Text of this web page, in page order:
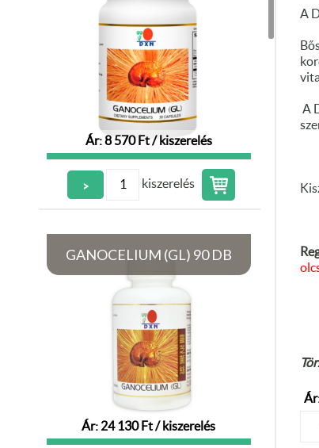
Ár: 8 570 Ft / kiszerelés
> kiszerelés
GANOCELIUM (GL) 90 DB
Ár: 24 130 Ft / kiszerelés
A
A